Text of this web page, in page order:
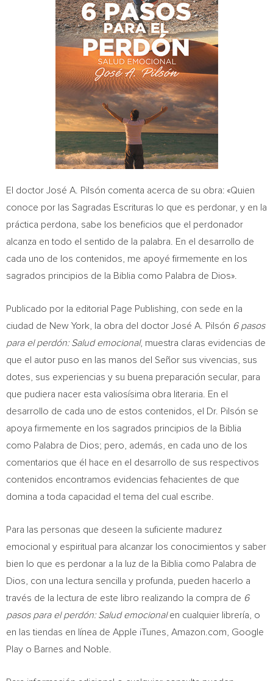
El doctor José A. Pilsón comenta acerca de su obra: «Quien
conoce por las Sagradas Escrituras lo que es perdonar, y en la
práctica perdona, sabe los beneficios que el perdonador
alcanza en todo el sentido de la palabra. En el desarrollo de
cada uno de los contenidos, me apoyé firmemente en los
sagrados principios de la Biblia como Palabra de Dios».
Publicado por la editorial Page Publishing, con sede en la
ciudad de New York , la obra del doctor José A. Pilsón 6 pasos
para el perdón: Salud emocional, muestra claras evidencias de
que el autor puso en las manos del Señor sus vivencias, sus
dotes, sus experiencias y su buena preparación secular, para
que pudiera nacer esta valiosísima obra literaria. En el
desarrollo de cada uno de estos contenidos, el Dr. Pilsón se
apoya firmemente en los sagrados principios de la Biblia
como Palabra de Dios; pero, además, en cada uno de los
comentarios que él hace en el desarrollo de sus respectivos
contenidos encontramos evidencias fehacientes de que
domina a toda capacidad el tema del cual escribe.
Para las personas que deseen la suficiente madurez
emocional y espiritual para alcanzar los conocimientos y saber
bien lo que es perdonar a la luz de la Biblia como Palabra de
Dios, con una lectura sencilla y profunda, pueden hacerlo a
través de la lectura de este libro realizando la compra de 6
pasos para el perdón: Salud emocionalen cualquier librería, o
en las tiendas en línea de Apple iTunes, Amazon.com, Google
Play o Barnes and Noble.